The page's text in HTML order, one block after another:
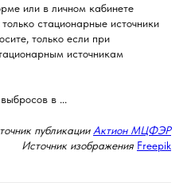
или в личном кабинете
стационарные источники
только если при
источникам
в ...
публикацииАктион МЦФЭР
Источник изображения Freepik